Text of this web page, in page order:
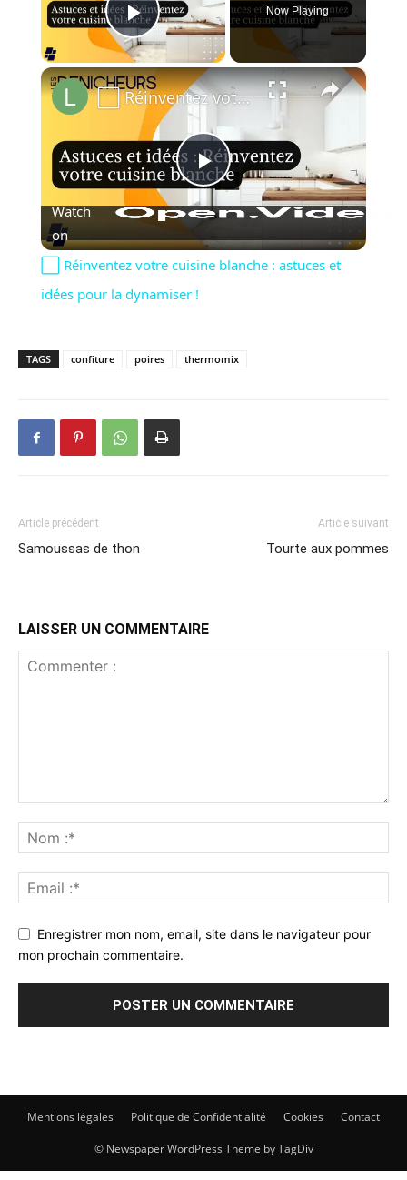
Play Video
Now Playing
×
Play
Video
⬜️ Réinventez votre cuisine blanche : astuces et idées pour la dynamiser !
Watch
on
⬜️ Réinventez votre cuisine blanche : astuces et
idées pour la dynamiser !
TAGS confiture poires thermomix
Article précédent
Samoussas de thon
Article suivant
Tourte aux pommes
LAISSER UN COMMENTAIRE
Enregistrer mon nom, email, site dans le navigateur pour
mon prochain commentaire.
Mentions légales Politique de Confidentialité Cookies Contact
© Newspaper WordPress Theme by TagDiv